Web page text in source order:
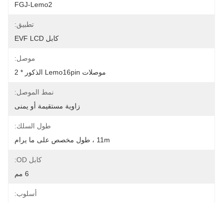
FGJ-Lemo2
تطبيق:
كابل EVF LCD
موصل:
موصلات Lemo16pin الذكور * 2
نمط الموصل:
زاوية مستقيمة أو يمنى
طول السلك:
11m ، طول مخصص على ما يرام
كابل OD:
6 مم
أسلوب: